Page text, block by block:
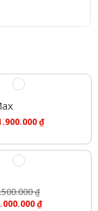
₫
₫
Giá ₫
Giá